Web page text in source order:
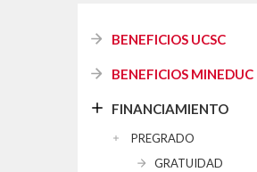
BENEFICIOS UCSC
BENEFICIOS MINEDUC
FINANCIAMIENTO
PREGRADO
GRATUIDAD